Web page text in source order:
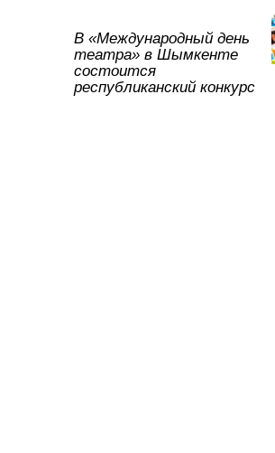
В «Международный день
театра» в Шымкенте
состоится
республиканский конкурс